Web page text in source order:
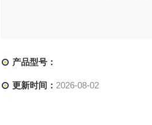
产品型号：
更新时间： 2026-08-02